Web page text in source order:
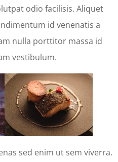
odio facilisis. Aliquet
id venenatis a
nulla porttitor massa id
vestibulum.
sed enim ut sem viverra.